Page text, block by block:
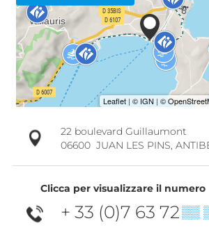
22 boulevard Guillaumont
06600 JUAN LES PINS,
Clicca per visualizzare il numero
+ 33 (0)7 63 72▒▒